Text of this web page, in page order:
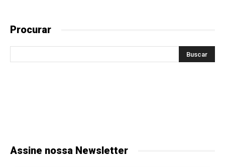
Procurar
Assine nossa Newsletter